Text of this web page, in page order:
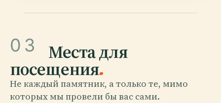
03 Места для
посещения.
Не каждый памятник, а только те, мимо
которых мы провели бы вас сами.